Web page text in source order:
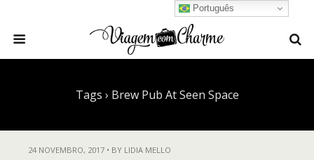
Tags › Brew Pub At Seen Space
24 NOVEMBRO, 2017 • BY LIDIA MELLO
Português